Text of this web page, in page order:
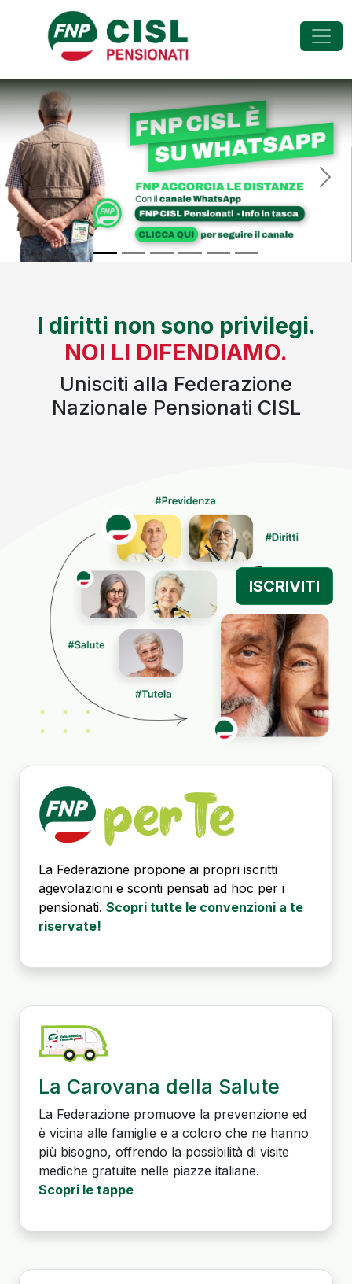
FNP - Federazione
Previous Next
I diritti non sono privilegi.
NOI LI DIFENDIAMO.
Unisciti alla Federazione
Nazionale Pensionati CISL
ISCRIVITI
La Federazione propone ai propri iscritti
agevolazioni e sconti pensati ad hoc per i
pensionati. Scopri tutte le convenzioni a te
riservate!
La Carovana della Salute
La Federazione promuove la prevenzione ed
è vicina alle famiglie e a coloro che ne hanno
più bisogno, offrendo la possibilità di visite
mediche gratuite nelle piazze italiane.
Scopri le tappe